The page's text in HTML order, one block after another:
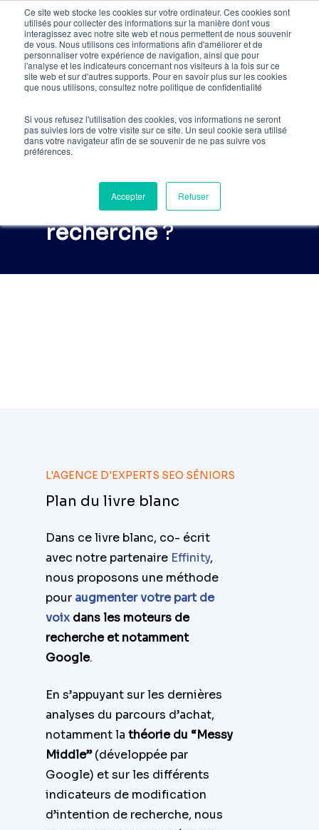
Ce site web stocke les cookies sur votre ordinateur. Ces cookies sont
utilisés pour collecter des informations sur la manière dont vous
interagissez avec notre site web et nous permettent de nous souvenir
de vous. Nous utilisons ces informations afin d'améliorer et de
personnaliser votre expérience de navigation, ainsi que pour
l'analyse et les indicateurs concernant nos visiteurs à la fois sur ce
site web et sur d'autres supports. Pour en savoir plus sur les cookies
que nous utilisons, consultez notre politique de confidentialité
Si vous refusez l'utilisation des cookies, vos informations ne seront
pas suivies lors de votre visite sur ce site. Un seul cookie sera utilisé
dans votre navigateur afin de se souvenir de ne pas suivre vos
préférences.
Accepter Refuser
main
content
marketingpour
votre part de
dansles
résultats de
recherche?
L'AGENCE D'EXPERTS SEO SÉNIORS
Plan du livre blanc
Dans ce livre blanc, co- écrit
avec notre partenaire Effinity,
nous proposons une méthode
pour augmenter votre part de
voixdans les moteurs de
recherche et notamment
Google.
En s’appuyant sur les dernières
analyses du parcours d’achat,
notamment lathéorie du “Messy
Middle”(développée par
Google) et sur les différents
indicateurs de modification
d’intention de recherche, nous